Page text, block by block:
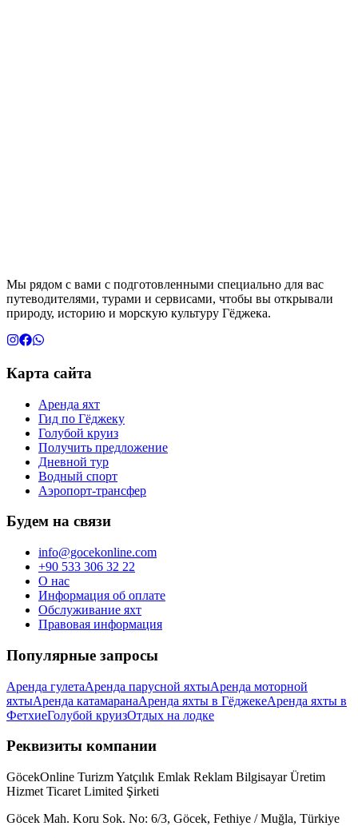
Мы рядом с вами с подготовленными специально для вас
путеводителями, турами и сервисами, чтобы вы открывали
природу, историю и морскую культуру Гёджека.
Карта сайта
Аренда яхт
Гид по Гёджеку
Голубой круиз
Получить предложение
Дневной тур
Водный спорт
Аэропорт-трансфер
Будем на связи
info@gocekonline.com
+90 533 306 32 22
О нас
Информация об оплате
Обслуживание яхт
Правовая информация
Популярные запросы
Аренда гулетаАренда парусной яхтыАренда моторной
яхтыАренда катамаранаАренда яхты в ГёджекеАренда яхты в
ФетхиеГолубой круизОтдых на лодке
Реквизиты компании
GöcekOnline Turizm Yatçılık Emlak Reklam Bilgisayar Üretim
Hizmet Ticaret Limited Şirketi
Göcek Mah. Koru Sok. No: 6/3, Göcek, Fethiye / Muğla, Türkiye